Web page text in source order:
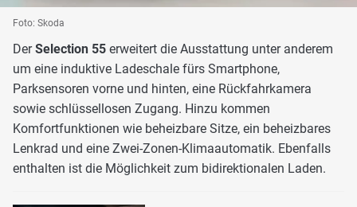
Foto: Skoda
DerSelection 55 erweitert die Ausstattung unter anderem
um eine induktive Ladeschale fürs Smartphone,
Parksensoren vorne und hinten, eine Rückfahrkamera
sowie schlüssellosen Zugang. Hinzu kommen
Komfortfunktionen wie beheizbare Sitze, ein beheizbares
Lenkrad und eine Zwei-Zonen-Klimaautomatik. Ebenfalls
enthalten ist die Möglichkeit zum bidirektionalen Laden.